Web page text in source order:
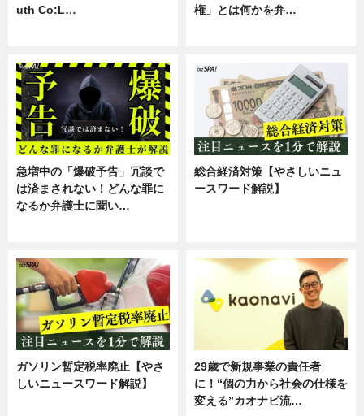
uth Co:L…
権」とは何かを弁…
急増中の「爆破予告」冗談で
は済まされない！どんな罪に
なるか弁護士に聞い…
総合経済対策【やさしいニュ
ースワード解説】
ガソリン暫定税率廃止【やさ
しいニュースワード解説】
29歳で新規事業の責任者
に！“個の力から社会の仕様を
変える”カオナビ流…